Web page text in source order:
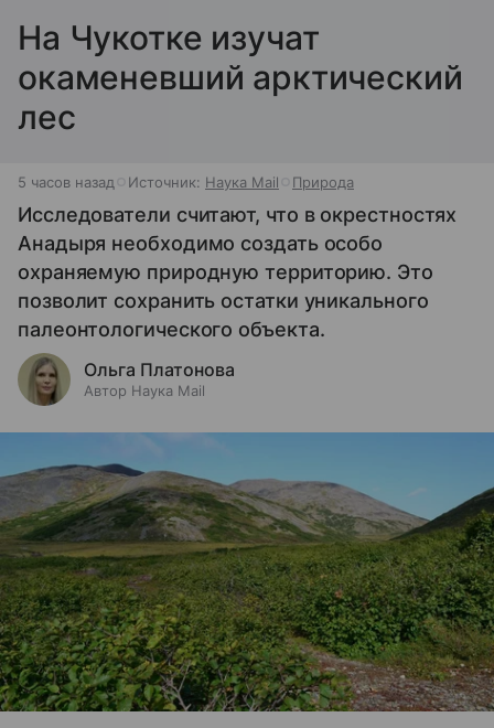
На Чукотке изучат
окаменевший арктический
лес
5 часов назад Источник: Наука Mail Природа
Исследователи считают, что в окрестностях
Анадыря необходимо создать особо
охраняемую природную территорию. Это
позволит сохранить остатки уникального
палеонтологического объекта.
Ольга Платонова
Автор Наука Mail